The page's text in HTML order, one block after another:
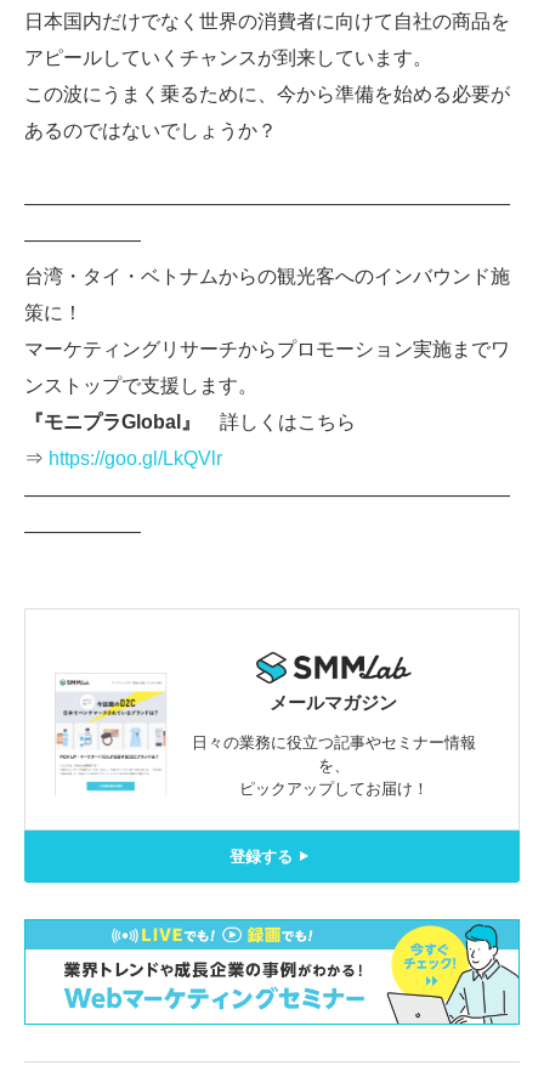
日本国内だけでなく世界の消費者に向けて自社の商品を
アピールしていくチャンスが到来しています。
この波にうまく乗るために、今から準備を始める必要が
あるのではないでしょうか？
—————————————————————————
——————
台湾・タイ・ベトナムからの観光客へのインバウンド施
策に！
マーケティングリサーチからプロモーション実施までワ
ンストップで支援します。
『モニプラGlobal』
詳しくはこちら
⇒ https://goo.gl/LkQVlr
—————————————————————————
——————
メールマガジン
日々の業務に役立つ記事やセミナー情報
を、
ピックアップしてお届け！
登録する